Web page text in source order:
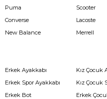
Puma
Converse
New Balance
Scooter
Lacoste
Merrell
Erkek Ayakkabı
Erkek Spor Ayakkabı
Erkek Bot
Kız Çocuk
Kız Çocuk
Erkek